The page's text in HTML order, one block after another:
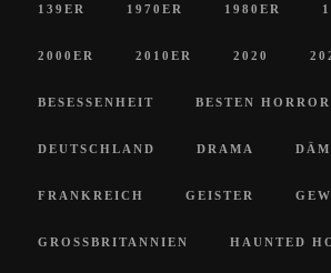
139ER 1970ER 1980ER
2000ER 2010ER 2020
BESESSENHEIT BESTEN
DEUTSCHLAND DRAMA
FRANKREICH GEISTER
GROSSBRITANNIEN HAUNTED